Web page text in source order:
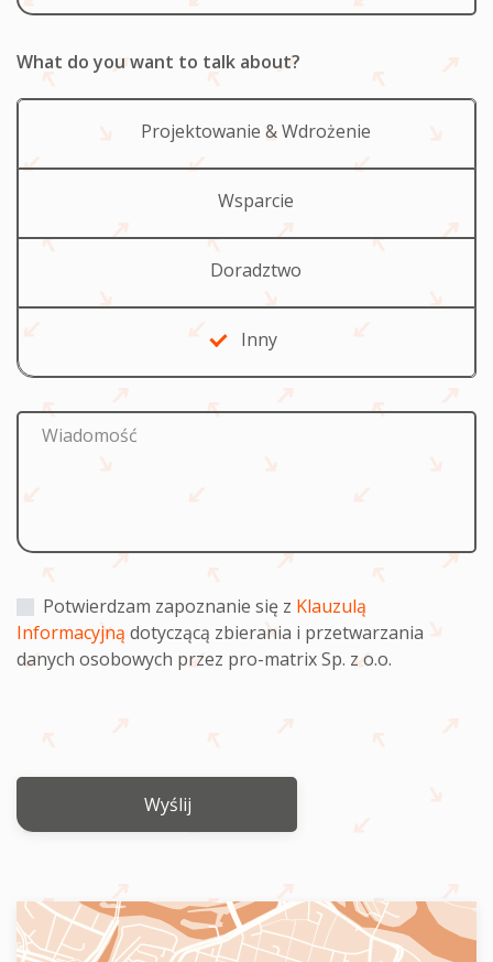
What do you want to talk about?
Projektowanie & Wdrożenie
Wsparcie
Doradztwo
Inny
Wiadomość
Potwierdzam zapoznanie się z Klauzulą
Informacyjną dotyczącą zbierania i przetwarzania
danych osobowych przez pro-matrix Sp. z o.o.
Wyślij